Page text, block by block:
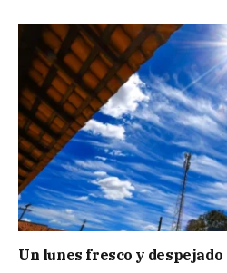
Un lunes fresco y despejado